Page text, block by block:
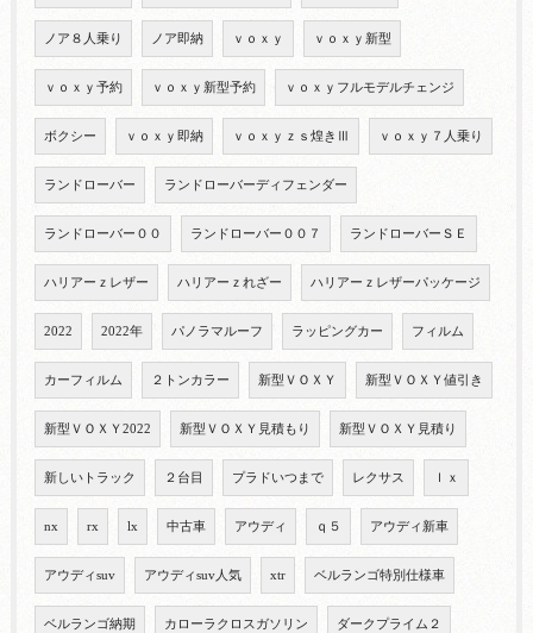
ノア８人乗り ノア即納 ｖｏｘｙ ｖｏｘｙ新型
ｖｏｘｙ予約 ｖｏｘｙ新型予約 ｖｏｘｙフルモデルチェンジ
ボクシー ｖｏｘｙ即納 ｖｏｘｙｚｓ煌きⅢ ｖｏｘｙ７人乗り
ランドローバー ランドローバーディフェンダー
ランドローバー００ ランドローバー００７ ランドローバーＳＥ
ハリアーｚレザー ハリアーｚれざー ハリアーｚレザーパッケージ
2022 2022年 パノラマルーフ ラッピングカー フィルム
カーフィルム ２トンカラー 新型ＶＯＸＹ 新型ＶＯＸＹ値引き
新型ＶＯＸＹ2022 新型ＶＯＸＹ見積もり 新型ＶＯＸＹ見積り
新しいトラック ２台目 プラドいつまで レクサス ｌｘ
nx rx lx 中古車 アウディ ｑ５ アウディ新車
アウディsuv アウディsuv人気 xtr ベルランゴ特別仕様車
ベルランゴ納期 カローラクロスガソリン ダークプライム２